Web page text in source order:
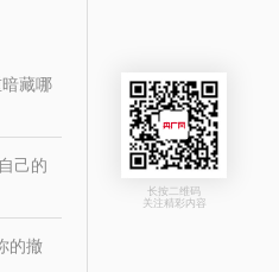
藏哪
己的
的撤
长按二维码
关注精彩内容